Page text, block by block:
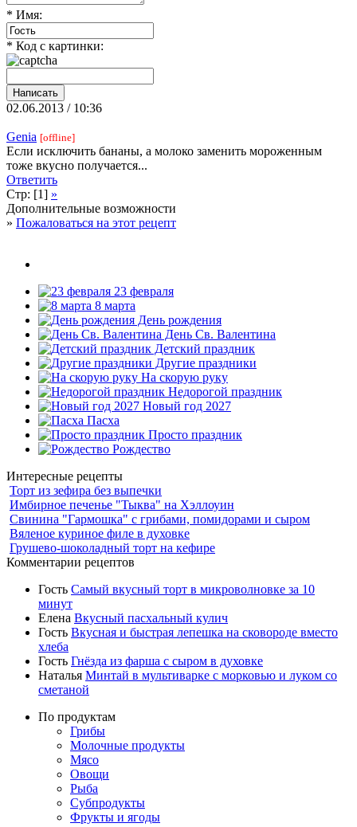
* Имя:
* Код с картинки:
02.06.2013 / 10:36
Genia [offline]
Если исключить бананы, а молоко заменить мороженным
тоже вкусно получается...
Ответить
Стр: [1] »
Дополнительные возможности
» Пожаловаться на этот рецепт
23 февраля
8 марта
День рождения
День Св. Валентина
Детский праздник
Другие праздники
На скорую руку
Недорогой праздник
Новый год 2027
Пасха
Просто праздник
Рождество
Интересные рецепты
Торт из зефира без выпечки
Имбирное печенье "Тыква" на Хэллоуин
Свинина "Гармошка" с грибами, помидорами и сыром
Вяленое куриное филе в духовке
Грушево-шоколадный торт на кефире
Комментарии рецептов
Гость Самый вкусный торт в микроволновке за 10
минут
Елена Вкусный пасхальный кулич
Гость Вкусная и быстрая лепешка на сковороде вместо
хлеба
Гость Гнёзда из фарша с сыром в духовке
Наталья Минтай в мультиварке с морковью и луком со
сметаной
По продуктам
Грибы
Молочные продукты
Мясо
Овощи
Рыба
Субпродукты
Фрукты и ягоды